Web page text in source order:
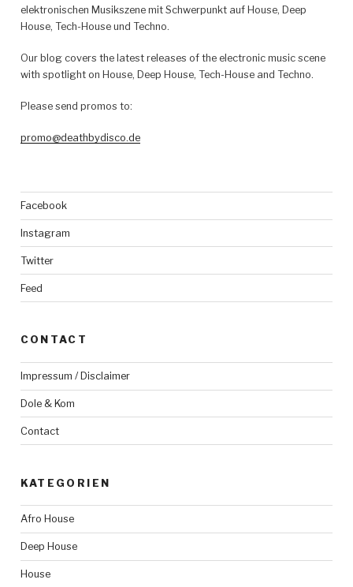
elektronischen Musikszene mit Schwerpunkt auf House, Deep
House, Tech-House und Techno.
Our blog covers the latest releases of the electronic music scene
with spotlight on House, Deep House, Tech-House and Techno.
Please send promos to:
promo@deathbydisco.de
Facebook
Instagram
Twitter
Feed
CONTACT
Impressum / Disclaimer
Dole & Kom
Contact
KATEGORIEN
Afro House
Deep House
House